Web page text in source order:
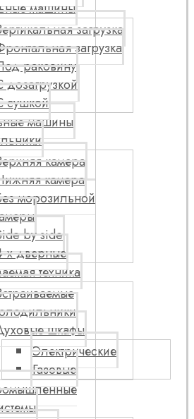
машины
загрузка
загрузка
раковину
дозагрузкой
сушкой
машины
камера
камера
морозильной
by side
х дверные
техника
шкафы
Электрические
Газовые